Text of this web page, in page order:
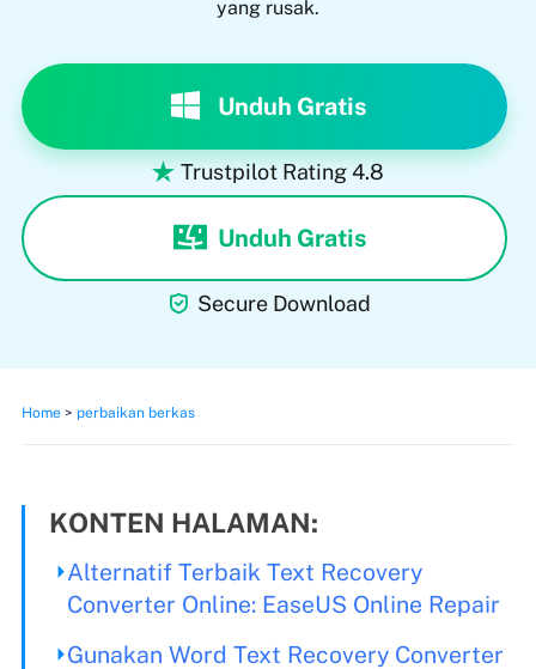
yang rusak.
Unduh Gratis
 Trustpilot Rating 4.8
Unduh Gratis
 Secure Download
Home> perbaikan berkas
KONTEN HALAMAN:
Alternatif Terbaik Text Recovery
Converter Online: EaseUS Online Repair
Gunakan Word Text Recovery Converter